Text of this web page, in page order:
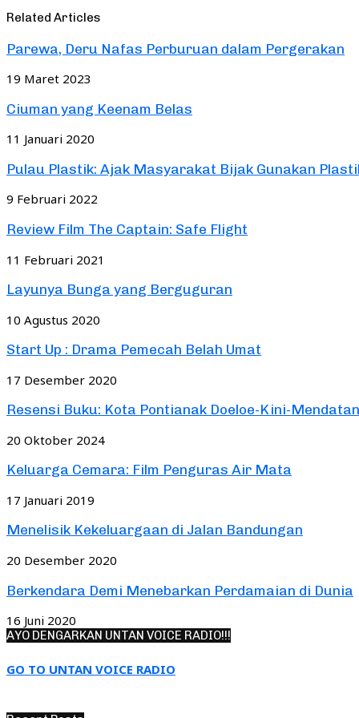
Related Articles
Parewa, Deru Nafas Perburuan dalam Pergerakan
19 Maret 2023
Ciuman yang Keenam Belas
11 Januari 2020
Pulau Plastik: Ajak Masyarakat Bijak Gunakan
9 Februari 2022
Review Film The Captain: Safe Flight
11 Februari 2021
Layunya Bunga yang Berguguran
10 Agustus 2020
Start Up : Drama Pemecah Belah Umat
17 Desember 2020
Resensi Buku: Kota Pontianak Doeloe-Kini-
20 Oktober 2024
Keluarga Cemara: Film Penguras Air Mata
17 Januari 2019
Menelisik Kekeluargaan di Jalan Bandungan
20 Desember 2020
Berkendara Demi Menebarkan Perdamaian di Dunia
16 Juni 2020
AYO DENGARKAN UNTAN VOICE RADIO!!!
GO TO UNTAN VOICE RADIO